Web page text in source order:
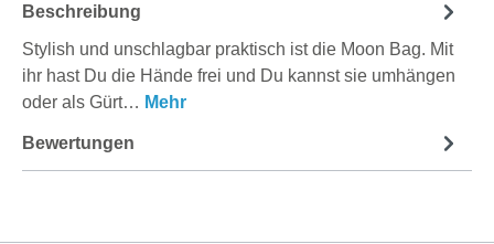
Beschreibung
Stylish und unschlagbar praktisch ist die Moon Bag. Mit
ihr hast Du die Hände frei und Du kannst sie umhängen
oder als Gürt… Mehr
Bewertungen